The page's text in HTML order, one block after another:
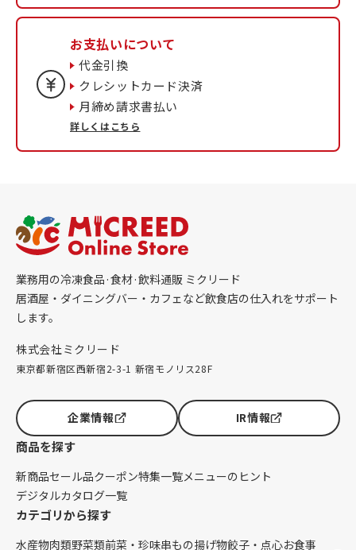
お支払いについて
代金引換
クレシットカード決済
月締め請求書払い
詳しくはこちら
業務用の冷凍食品·食材·飲料通販 ミクリード
居酒屋・ダイニングバー・カフェなど飲食店の仕入れをサポート
します。
株式会社ミクリード
東京都新宿区西新宿2-3-1 新宿モノリス28F
企業情報 IR情報
商品を探す
新商品セール品クーポン特集一覧メニューのヒント
デジタルカタログ一覧
カテゴリから探す
水産物肉類野菜類前菜・珍味串もの揚げ物餃子・点心お食事